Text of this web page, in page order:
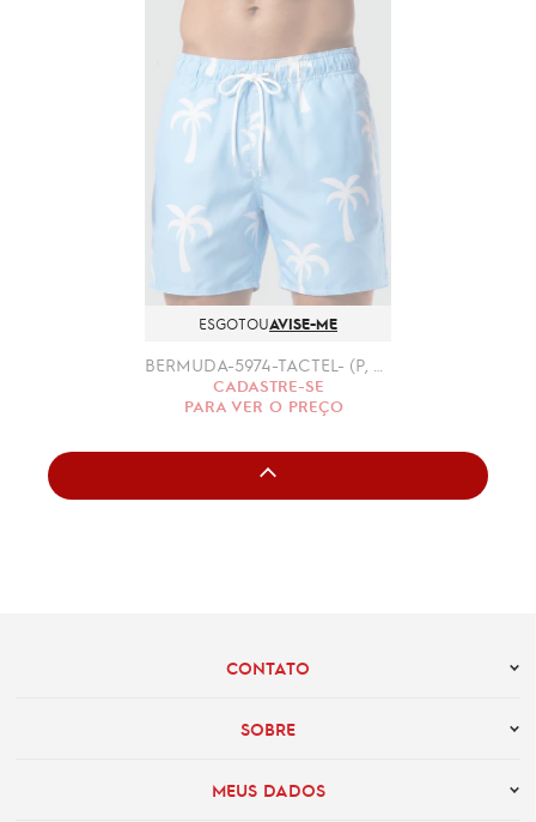
ESGOTOUAVISE-ME
CADASTRE-SE
PARA VER O PREÇO
CONTATO
SOBRE
MEUS DADOS